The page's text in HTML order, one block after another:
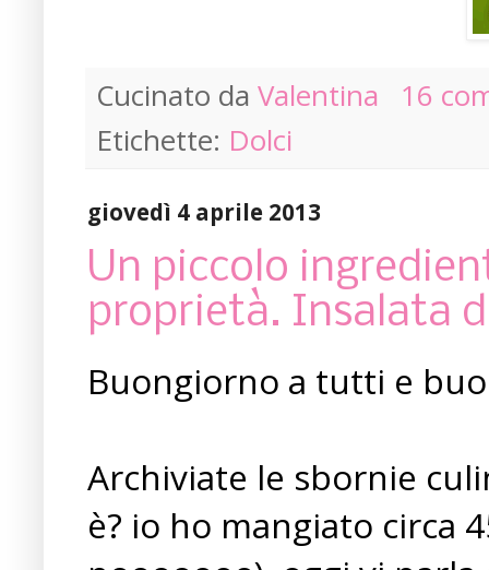
Cucinato da Valentina
16
Etichette: Dolci
giovedì 4 aprile 2013
Un piccolo
proprietà. Insalata
Buongiorno a tutti e
Archiviate le sbornie
è? io ho mangiato circa